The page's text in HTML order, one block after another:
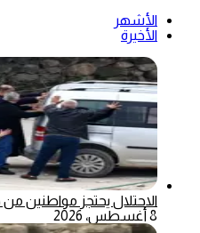
الأشهر
الأخيرة
الاحتلال يحتجز مواطنين
8 أغسطس، 2026